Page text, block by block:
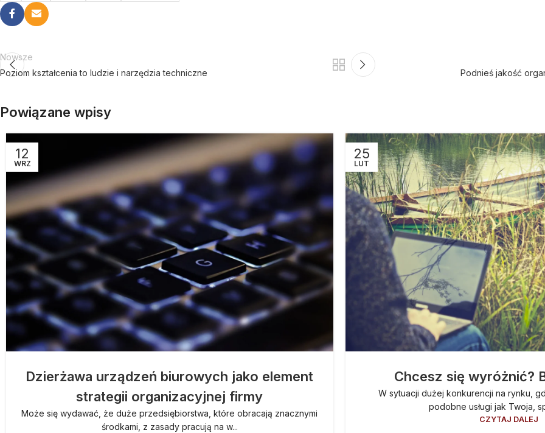
Nowsze
Poziom kształcenia to ludzie i narzędzia techniczne
Podnieś jakość
Powiązane wpisy
12
WRZ
Dzierżawa urządzeń biurowych jako element
strategii organizacyjnej firmy
Może się wydawać, że duże przedsiębiorstwa, które obracają znacznymi
środkami, z zasady pracują na w...
25
LUT
Chcesz się wyróżnić?
W sytuacji dużej konkurencji na rynku,
podobne usługi jak Twoja,
CZYTAJ DALEJ